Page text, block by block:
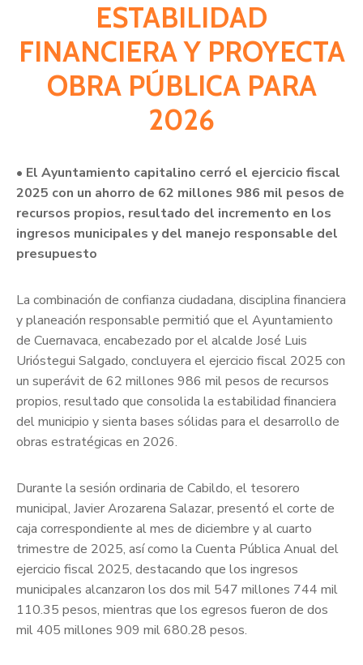
ESTABILIDAD
FINANCIERA Y PROYECTA
OBRA PÚBLICA PARA
2026
• El Ayuntamiento capitalino cerró el ejercicio fiscal
2025 con un ahorro de 62 millones 986 mil pesos de
recursos propios, resultado del incremento en los
ingresos municipales y del manejo responsable del
presupuesto
La combinación de confianza ciudadana, disciplina financiera
y planeación responsable permitió que el Ayuntamiento
de Cuernavaca, encabezado por el alcalde José Luis
Urióstegui Salgado, concluyera el ejercicio fiscal 2025 con
un superávit de 62 millones 986 mil pesos de recursos
propios, resultado que consolida la estabilidad financiera
del municipio y sienta bases sólidas para el desarrollo de
obras estratégicas en 2026.
Durante la sesión ordinaria de Cabildo, el tesorero
municipal, Javier Arozarena Salazar, presentó el corte de
caja correspondiente al mes de diciembre y al cuarto
trimestre de 2025, así como la Cuenta Pública Anual del
ejercicio fiscal 2025, destacando que los ingresos
municipales alcanzaron los dos mil 547 millones 744 mil
110.35 pesos, mientras que los egresos fueron de dos
mil 405 millones 909 mil 680.28 pesos.